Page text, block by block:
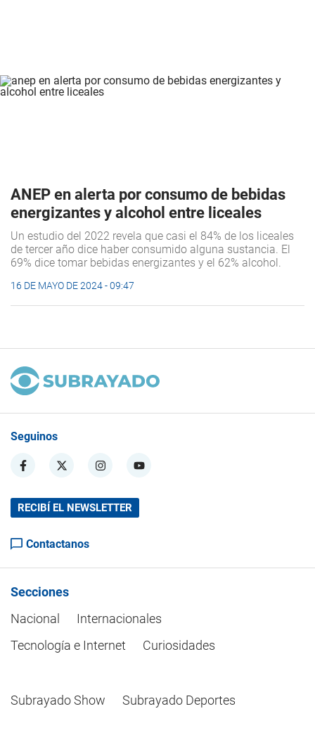
ANEP en alerta por consumo de bebidas
energizantes y alcohol entre liceales
Un estudio del 2022 revela que casi el 84% de los liceales
de tercer año dice haber consumido alguna sustancia. El
69% dice tomar bebidas energizantes y el 62% alcohol.
16 DE MAYO DE 2024 - 09:47
Seguinos
RECIBÍ EL NEWSLETTER
Contactanos
Secciones
Nacional
Internacionales
Tecnología e Internet
Curiosidades
Subrayado Show Subrayado Deportes